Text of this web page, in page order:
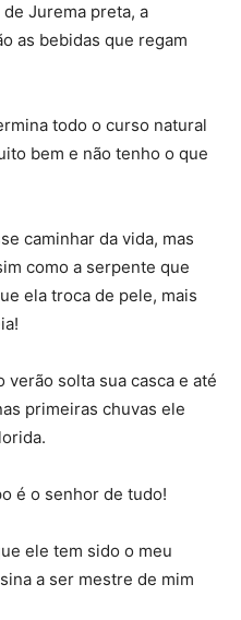
Jurema preta, a
as bebidas que regam
todo o curso natural
bem e não tenho o que
caminhar da vida, mas
como a serpente que
ela troca de pele, mais
verão solta sua casca e até
primeiras chuvas ele
é o senhor de tudo!
ele tem sido o meu
a ser mestre de mim